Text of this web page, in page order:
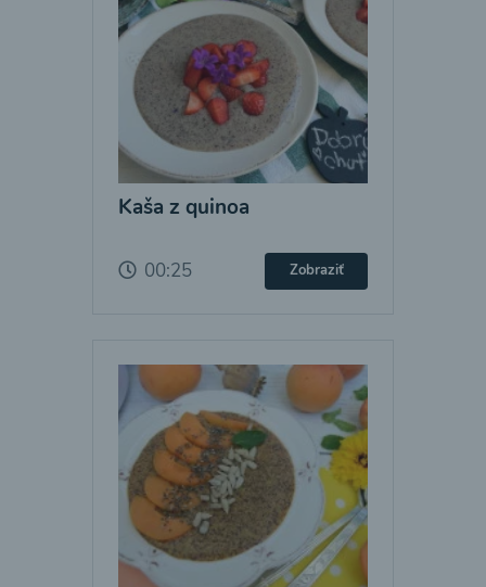
Kaša z quinoa
00:25 Zobraziť